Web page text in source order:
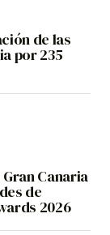
de las
por 235
Canaria
de
2026